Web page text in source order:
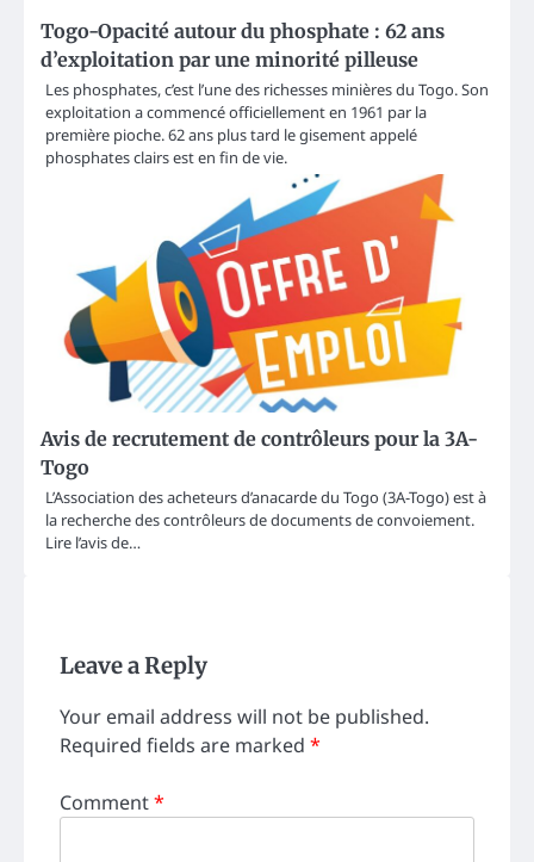
Togo-Opacité autour du phosphate : 62 ans
d’exploitation par une minorité pilleuse
Les phosphates, c’est l’une des richesses minières du Togo. Son
exploitation a commencé officiellement en 1961 par la
première pioche. 62 ans plus tard le gisement appelé
phosphates clairs est en fin de vie.
Avis de recrutement de contrôleurs pour la 3A-
Togo
L’Association des acheteurs d’anacarde du Togo (3A-Togo) est à
la recherche des contrôleurs de documents de convoiement.
Lire l’avis de…
Leave a Reply
Your email address will not be published.
Required fields are marked *
Comment*